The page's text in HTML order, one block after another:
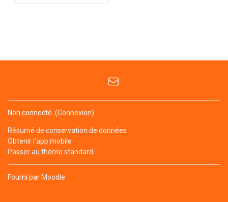
Non connecté. (Connexion)
Résumé de conservation de données
Obtenir l'app mobile
Passer au thème standard
Fourni par Moodle